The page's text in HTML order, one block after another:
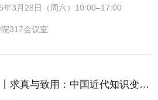
年3月28日（周六）10:00–17:00
317会议室
求真与致用：中国近代知识变迁